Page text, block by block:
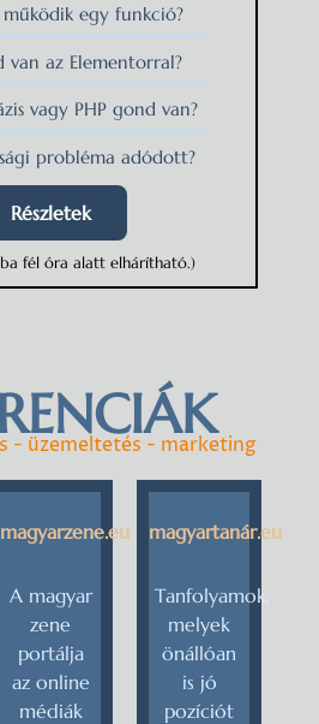
működik egy funkció?
van az Elementorral?
vagy PHP gond van?
probléma adódott?
Részletek
fél óra alatt elhárítható.)
- üzemeltetés - marketing
magyarzene.eu
A magyar
zene
portálja
az online
médiák
magyartanár.eu
Tanfolyamok,
melyek
önállóan
is jó
pozíciót